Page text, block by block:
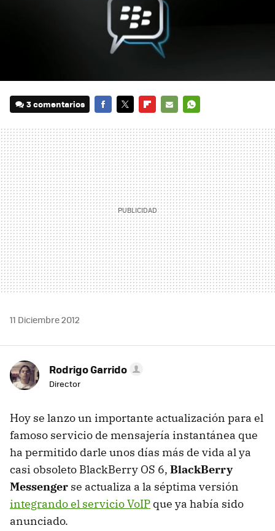
3 comentarios
MAIL
11 Diciembre 2012
Rodrigo Garrido
Director
Hoy se lanzo un importante actualización para el
famoso servicio de mensajería instantánea que
ha permitido darle unos días más de vida al ya
casi obsoleto BlackBerry OS 6, BlackBerry
Messenger se actualiza a la séptima versión
integrando el servicio VoIP que ya había sido
anunciado.